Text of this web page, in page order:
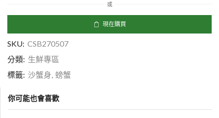
或
現在購買
SKU: CSB270507
分類: 生鮮專區
標籤: 沙蟹身 螃蟹
你可能也會喜歡